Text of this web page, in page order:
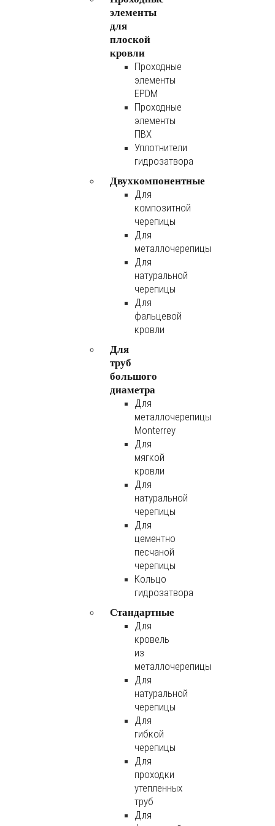
элементы
для
плоской
кровли
Проходные
элементы
EPDM
Проходные
элементы
ПВХ
Уплотнители
гидрозатвора
Двухкомпонентные
Для
композитной
черепицы
Для
металлочерепицы
Для
натуральной
черепицы
Для
фальцевой
кровли
Для
труб
большого
диаметра
Для
металлочерепицы
Monterrey
Для
мягкой
кровли
Для
натуральной
черепицы
Для
цементно
песчаной
черепицы
Кольцо
гидрозатвора
Стандартные
Для
кровель
из
металлочерепицы
Для
натуральной
черепицы
Для
гибкой
черепицы
Для
проходки
утепленных
труб
Для